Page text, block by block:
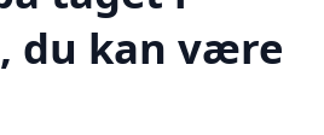
du kan være